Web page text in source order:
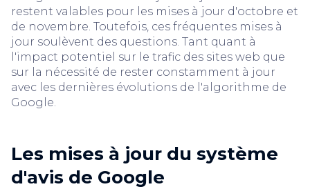
restent valables pour les mises à jour d'octobre et
de novembre. Toutefois, ces fréquentes mises à
jour soulèvent des questions. Tant quant à
l'impact potentiel sur le trafic des sites web que
sur la nécessité de rester constamment à jour
avec les dernières évolutions de l'algorithme de
Google.
Les mises à jour du système
d'avis de Google